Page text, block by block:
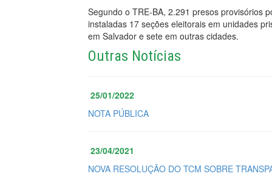
Segundo o TRE-BA, 2.291 presos provisórios
instaladas 17 seções eleitorais em unidades
em Salvador e sete em outras cidades.
Outras Notícias
25/01/2022
NOTA PÚBLICA
23/04/2021
NOVA RESOLUÇÃO DO TCM SOBRE